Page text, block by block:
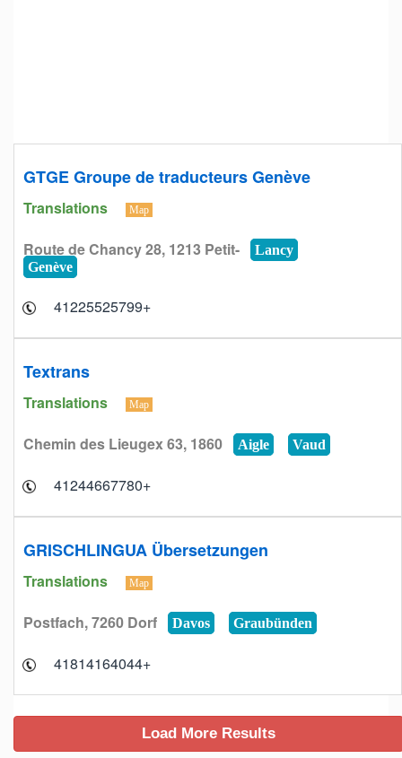
GTGE Groupe de traducteurs Genève
Translations Map
Route de Chancy 28, 1213 Petit-
Lancy
Genève
+41225525799
Textrans
Translations Map
Chemin des Lieugex 63, 1860 Aigle Vaud
+41244667780
GRISCHLINGUA Übersetzungen
Translations Map
Postfach, 7260 Dorf Davos Graubünden
+41814164044